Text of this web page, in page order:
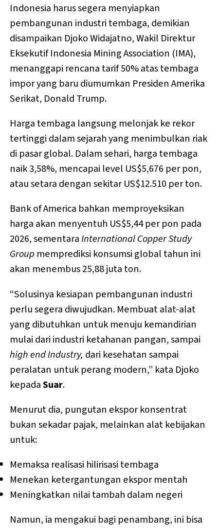
Indonesia harus segera menyiapkan
pembangunan industri tembaga, demikian
disampaikan Djoko Widajatno, Wakil Direktur
Eksekutif Indonesia Mining Association (IMA),
menanggapi rencana tarif 50% atas tembaga
impor yang baru diumumkan Presiden Amerika
Serikat, Donald Trump.
Harga tembaga langsung melonjak ke rekor
tertinggi dalam sejarah yang menimbulkan riak
di pasar global. Dalam sehari, harga tembaga
naik 3,58%, mencapai level US$5,676 per pon,
atau setara dengan sekitar US$12.510 per ton.
Bank of America bahkan memproyeksikan
harga akan menyentuh US$5,44 per pon pada
2026, sementaraInternational Copper Study
Group memprediksi konsumsi global tahun ini
akan menembus 25,88 juta ton.
“Solusinya kesiapan pembangunan industri
perlu segera diwujudkan. Membuat alat-alat
yang dibutuhkan untuk menuju kemandirian
mulai dari industri ketahanan pangan, sampai
high end Industry, dari kesehatan sampai
peralatan untuk perang modern,” kata Djoko
kepadaSuar.
Menurut dia, pungutan ekspor konsentrat
bukan sekadar pajak, melainkan alat kebijakan
untuk:
Memaksa realisasi hilirisasi tembaga
Menekan ketergantungan ekspor mentah
Meningkatkan nilai tambah dalam negeri
Namun, ia mengakui bagi penambang, ini bisa